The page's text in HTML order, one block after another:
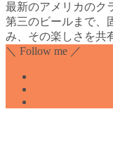
最新のアメリカのク
第三のビールまで、
み、その楽しさを共
＼ Follow me ／